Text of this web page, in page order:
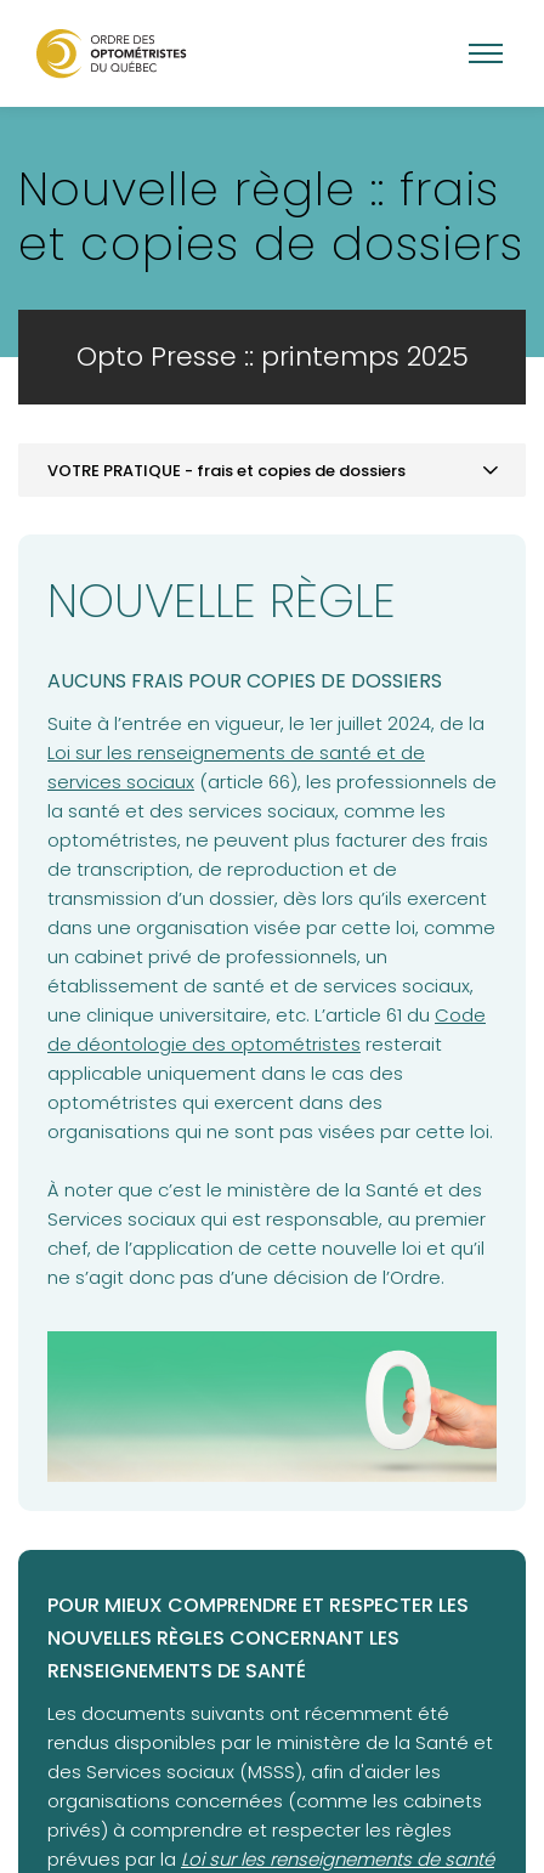
contenu
Nouvelle règle :: frais
et copies de dossiers
Opto Presse :: printemps 2025
VOTRE PRATIQUE - frais et copies de dossiers
ACTUALITÉS - Élections au CA
VOTRE PRATIQUE - frais et copies de dossiers
VOTRE PRATIQUE - Conditions de travail inadéquates
VOTRE PRATIQUE - Récente décision disciplinaire
VOTRE FORMATION CONTINUE - Mot du CPRO
NOUVELLE RÈGLE
AUCUNS FRAIS POUR COPIES DE DOSSIERS
Suite à l’entrée en vigueur, le 1er juillet 2024, de la
Loi sur les renseignements de santé et de
services sociaux (article 66), les professionnels de
la santé et des services sociaux, comme les
optométristes, ne peuvent plus facturer des frais
de transcription, de reproduction et de
transmission d’un dossier, dès lors qu’ils exercent
dans une organisation visée par cette loi, comme
un cabinet privé de professionnels, un
établissement de santé et de services sociaux,
une clinique universitaire, etc. L’article 61 du (opens in a
Code
de déontologie des optométristes resterait
applicable uniquement dans le cas des
optométristes qui exercent dans des
organisations qui ne sont pas visées par cette loi.
À noter que c’est le ministère de la Santé et des
Services sociaux qui est responsable, au premier
chef, de l’application de cette nouvelle loi et qu’il
ne s’agit donc pas d’une décision de l’Ordre.
POUR MIEUX COMPRENDRE ET RESPECTER LES
NOUVELLES RÈGLES CONCERNANT LES
RENSEIGNEMENTS DE SANTÉ
Les documents suivants ont récemment été
rendus disponibles par le ministère de la Santé et
des Services sociaux (MSSS), afin d'aider les
organisations concernées (comme les cabinets
privés) à comprendre et respecter les règles
prévues par la (opens in a new tab)
Loi sur les renseignements de santé